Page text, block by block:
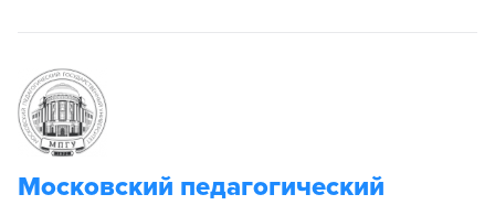
Московский педагогический